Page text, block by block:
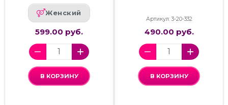
Женский
599.00 руб.
В КОРЗИНУ
Артикул: 3-20-332
490.00 руб.
В КОРЗИНУ